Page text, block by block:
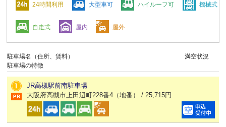
24時間利用 大型車可 ハイルーフ可 機械式
自走式 屋内 屋外
駐車場名（住所、賃料）
駐車場の特徴
満空状況
JR高槻駅前南駐車場
大阪府高槻市上田辺町228番4（地番） / 25,715円